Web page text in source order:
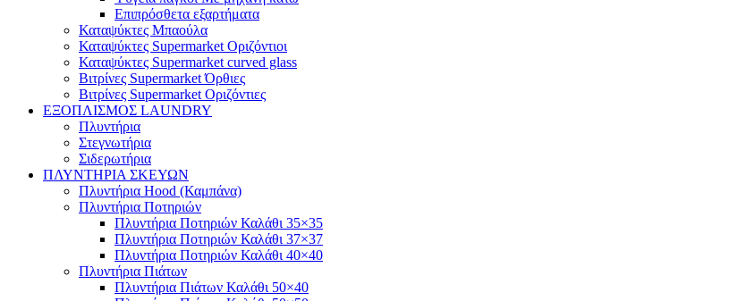
Επιπρόσθετα εξαρτήματα
Καταψύκτες Μπαούλα
Καταψύκτες Supermarket Οριζόντιοι
Καταψύκτες Supermarket curved glass
Βιτρίνες Supermarket Όρθιες
Βιτρίνες Supermarket Οριζόντιες
ΕΞΟΠΛΙΣΜΟΣ LAUNDRY
Πλυντήρια
Στεγνωτήρια
Σιδερωτήρια
ΠΛΥΝΤΗΡΙΑ ΣΚΕΥΩΝ
Πλυντήρια Hood (Καμπάνα)
Πλυντήρια Ποτηριών
Πλυντήρια Ποτηριών Καλάθι 35×35
Πλυντήρια Ποτηριών Καλάθι 37×37
Πλυντήρια Ποτηριών Καλάθι 40×40
Πλυντήρια Πιάτων
Πλυντήρια Πιάτων Καλάθι 50×40